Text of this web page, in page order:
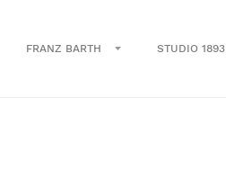
FRANZ BARTH STUDIO 1893